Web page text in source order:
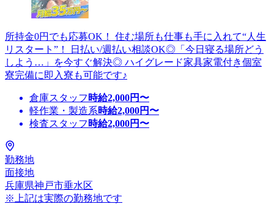
所持金0円でも応募OK！ 住む場所も仕事も手に入れて“人生
リスタート”！ 日払い/週払い相談OK◎「今日寝る場所どう
しよう…」を今すぐ解決◎ ハイグレード家具家電付き個室
寮完備に即入寮も可能です♪
倉庫スタッフ 時給2,000円〜
軽作業・製造系時給2,000円〜
検査スタッフ 時給2,000円〜
勤務地
面接地
兵庫県神戸市垂水区
※上記は実際の勤務地です